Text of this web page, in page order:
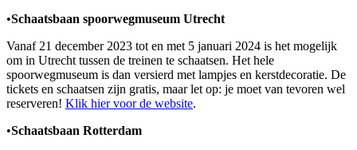
•Schaatsbaan spoorwegmuseum Utrecht
Vanaf 21 december 2023 tot en met 5 januari 2024 is het mogelijk
om in Utrecht tussen de treinen te schaatsen. Het hele
spoorwegmuseum is dan versierd met lampjes en kerstdecoratie. De
tickets en schaatsen zijn gratis, maar let op: je moet van tevoren wel
reserveren! Klik hier voor de website.
•Schaatsbaan Rotterdam